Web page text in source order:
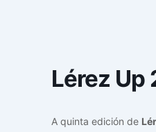
Lérez Up
A quinta edición de